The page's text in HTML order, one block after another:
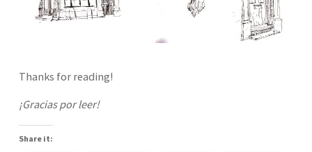
Thanks for reading!
¡Gracias por leer!
Share it: